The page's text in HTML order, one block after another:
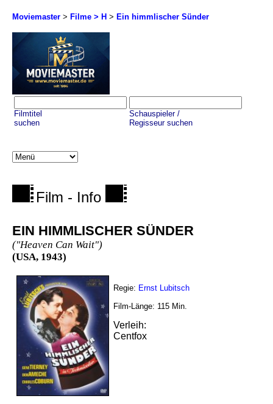
Moviemaster > Filme > H > Ein himmlischer Sünder
Filmtitel
suchen
Schauspieler /
Regisseur suchen
Film - Info
EIN HIMMLISCHER SÜNDER
("Heaven Can Wait")
(USA, 1943)
Regie: Ernst Lubitsch
Film-Länge: 115 Min.
Verleih:
Centfox